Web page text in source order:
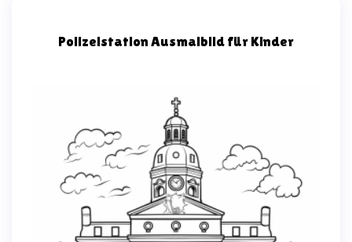
Polizeistation Ausmalbild für Kinder